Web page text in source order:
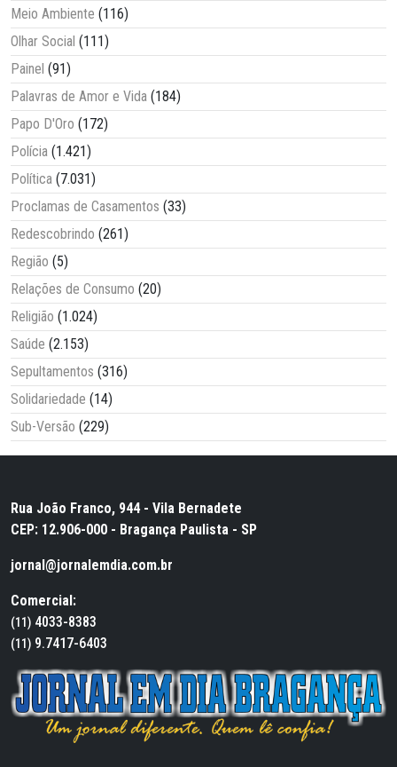
Meio Ambiente (116)
Olhar Social (111)
Painel (91)
Palavras de Amor e Vida (184)
Papo D'Oro (172)
Polícia (1.421)
Política (7.031)
Proclamas de Casamentos (33)
Redescobrindo (261)
Região (5)
Relações de Consumo (20)
Religião (1.024)
Saúde (2.153)
Sepultamentos (316)
Solidariedade (14)
Sub-Versão (229)
Rua João Franco, 944 - Vila Bernadete
CEP: 12.906-000 - Bragança Paulista - SP
jornal@jornalemdia.com.br
Comercial:
(11) 4033-8383
(11) 9.7417-6403